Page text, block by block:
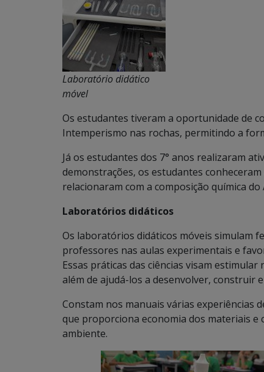
Laboratório didático
móvel
Os estudantes tiveram a oportunidade de
Intemperismo nas rochas, permitindo a
Já os estudantes dos 7° anos realizaram
demonstrações, os estudantes
relacionaram com a composição química
Laboratórios didáticos
Os laboratórios didáticos móveis simulam
professores nas aulas experimentais e
Essas práticas das ciências visam
além de ajudá-los a desenvolver, construir
Constam nos manuais várias experiências
que proporciona economia dos materiais
ambiente.